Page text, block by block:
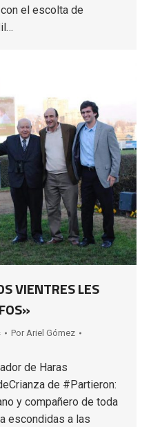
el escolta de
VIENTRES LES
Por Ariel Gómez
de Haras
de #Partieron:
y compañero de toda
escondidas a las